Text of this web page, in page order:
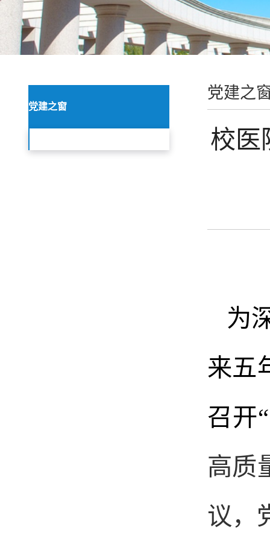
党建之窗
党建之
校医
为
来五
召开
高质
议，